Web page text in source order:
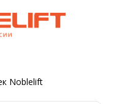
Noblelift